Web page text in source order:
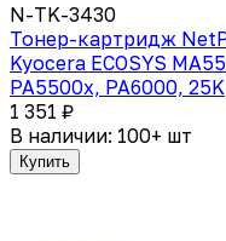
N-TK-3430
Тонер-картридж
Kyocera ECOSYS
PA5500x, PA6000, 25K
1 351 ₽
В наличии: 100+ шт
Купить